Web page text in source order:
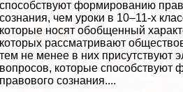
способствуют формированию
сознания, чем уроки в 10–11-х
которые носят обобщенный
которых рассматривают
тем не менее в них присутствуют
вопросов, которые способствуют
правового сознания....